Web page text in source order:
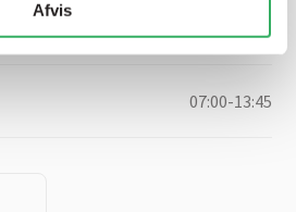
Afvis
07:00-13:45